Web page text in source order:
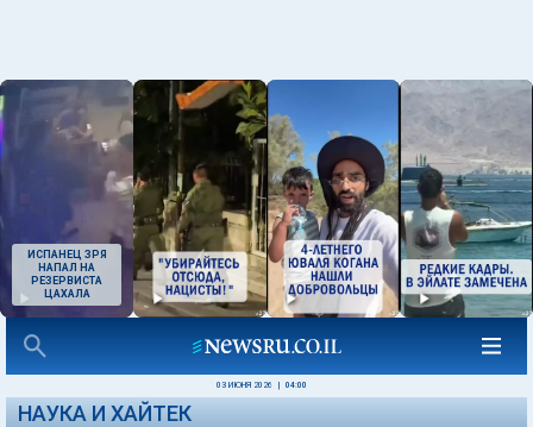
ИСПАНЕЦ ЗРЯ
НАПАЛ НА
РЕЗЕРВИСТА
ЦАХАЛА
03 ИЮНЯ 2026 04:00
НАУКА И ХАЙТЕК